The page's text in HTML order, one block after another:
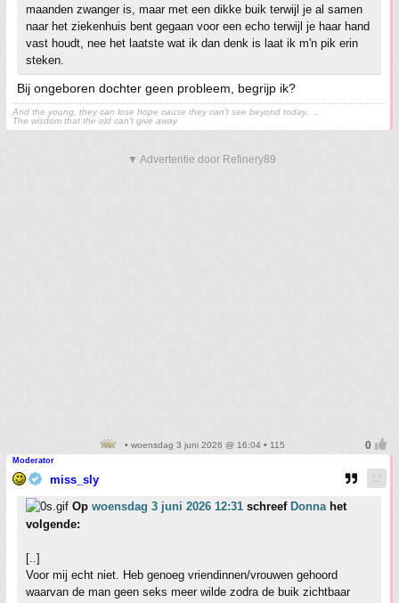
maanden zwanger is, maar met een dikke buik terwijl je al samen
naar het ziekenhuis bent gegaan voor een echo terwijl je haar hand
vast houdt, nee het laatste wat ik dan denk is laat ik m'n pik erin
steken.
Bij ongeboren dochter geen probleem, begrijp ik?
And the young, they can lose hope cause they can't see beyond today,. ..
The wisdom that the old can't give away
▼ Advertentie door Refinery89
• woensdag 3 juni 2026 @ 16:04 • 115
Moderator
miss_sly
Op woensdag 3 juni 2026 12:31 schreef Donnahet
volgende:
[..]
Voor mij echt niet. Heb genoeg vriendinnen/vrouwen gehoord
waarvan de man geen seks meer wilde zodra de buik zichtbaar